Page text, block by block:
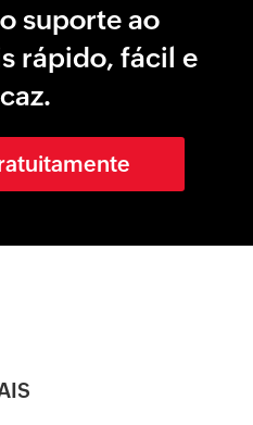
suporte ao
rápido, fácil e